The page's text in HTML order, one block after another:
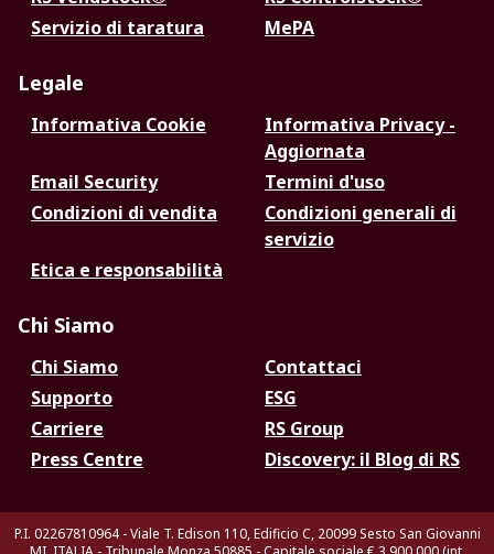
Servizio di taratura
MePA
Legale
Informativa Cookie
Informativa Privacy -
Aggiornata
Email Security
Termini d'uso
Condizioni di vendita
Condizioni generali di
servizio
Etica e responsabilità
Chi Siamo
Chi Siamo
Contattaci
Supporto
ESG
Carriere
RS Group
Press Centre
Discovery: il Blog di RS
P.I. 02267810964 - Viale T. Edison 110, Edificio C, 20099 Sesto San Giovanni